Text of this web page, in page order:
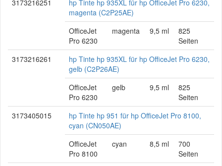
3173216251
hp Tinte hp 935XL für hp OfficeJet Pro 6230,
magenta (C2P25AE)
OfficeJet
Pro 6230
magenta 9,5 ml
825
Seiten
3173216261
hp Tinte hp 935XL für hp OfficeJet Pro 6230,
gelb (C2P26AE)
OfficeJet
Pro 6230
gelb 9,5 ml
825
Seiten
3173405015
hp Tinte hp 951 für hp OfficeJet Pro 8100,
cyan (CN050AE)
OfficeJet
Pro 8100
cyan 8,5 ml
700
Seiten